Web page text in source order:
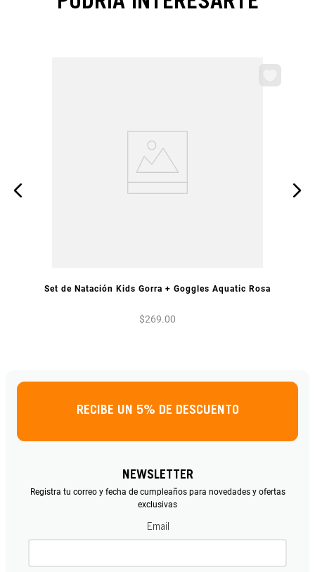
VISTA PREVIA
Set de Natación Kids Gorra + Goggles Aquatic Rosa
$269.00
RECIBE UN 5% DE DESCUENTO
NEWSLETTER
Registra tu correo y fecha de cumpleaños para novedades y ofertas
exclusivas
Email